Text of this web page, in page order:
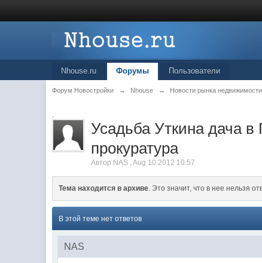
Nhouse.ru Форумы Пользователи
Форум Новостройки → Nhouse → Новости рынка недвижимости
.
Усадьба Уткина дача в
прокуратура
Автор NAS ,Aug 10 2012 10:57
Тема находится в архиве. Это значит, что в нее нельзя
В этой теме нет ответов
NAS